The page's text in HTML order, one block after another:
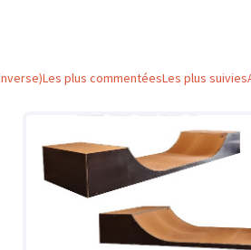
Les plus commentéesLes plus suivies